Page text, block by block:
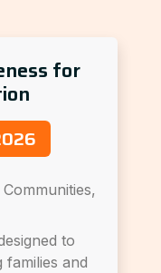
for
to
families and